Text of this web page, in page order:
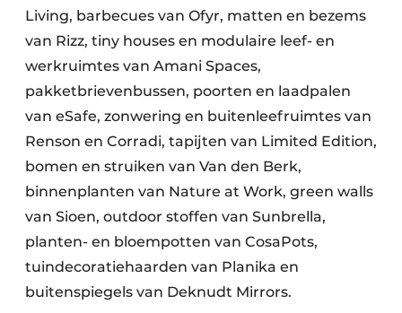
Living, barbecues van Ofyr, matten en bezems
van Rizz, tiny houses en modulaire leef- en
werkruimtes van Amani Spaces,
pakketbrievenbussen, poorten en laadpalen
van eSafe, zonwering en buitenleefruimtes van
Renson en Corradi, tapijten van Limited Edition,
bomen en struiken van Van den Berk,
binnenplanten van Nature at Work, green walls
van Sioen, outdoor stoffen van Sunbrella,
planten- en bloempotten van CosaPots,
tuindecoratiehaarden van Planika en
buitenspiegels van Deknudt Mirrors.